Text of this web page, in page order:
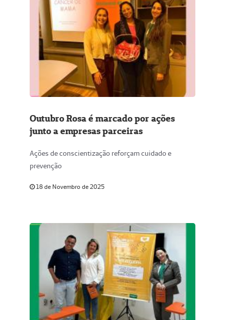
Outubro Rosa é marcado por ações
junto a empresas parceiras
Ações de conscientização reforçam cuidado e
prevenção
18 de Novembro de 2025